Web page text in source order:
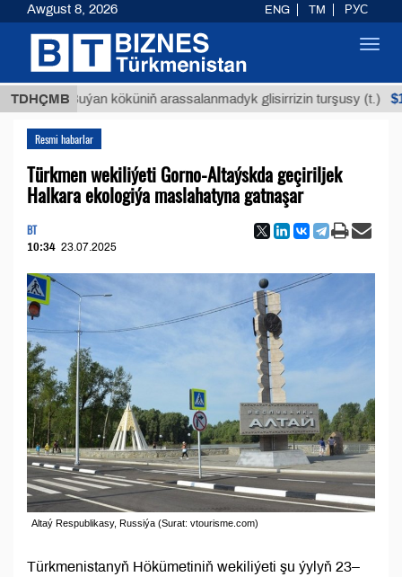
TDHÇMB
Buýan köküniň arassalanmadyk glisirrizin turşusy (t.)
Resmi habarlar
Türkmen wekiliýeti Gorno-Altaýskda geçiriljek
Halkara ekologiýa maslahatyna gatnaşar
BT
10:34 23.07.2025
Altaý Respublikasy, Russiýa (Surat: vtourisme.com)
Türkmenistanyň Hökümetiniň wekiliýeti şu ýylyň 23–
Awgust 8, 2026 ENG TM РУС